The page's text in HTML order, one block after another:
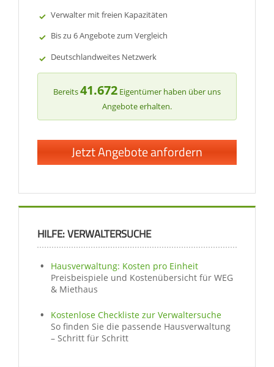
Verwalter mit freien Kapazitäten
Bis zu 6 Angebote zum Vergleich
Deutschlandweites Netzwerk
Bereits41.672 Eigentümer haben über uns
Angebote erhalten.
Jetzt Angebote anfordern
HILFE: VERWALTERSUCHE
Hausverwaltung: Kosten pro Einheit
Preisbeispiele und Kostenübersicht für WEG
& Miethaus
Kostenlose Checkliste zur Verwaltersuche
So finden Sie die passende Hausverwaltung
– Schritt für Schritt